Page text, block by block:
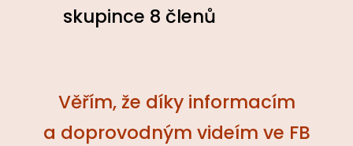
skupince 8 členů
Věřím, že díky informacím
a doprovodným videím ve FB